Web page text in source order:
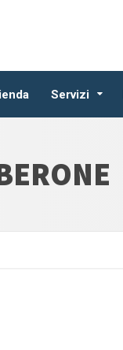
Servizi